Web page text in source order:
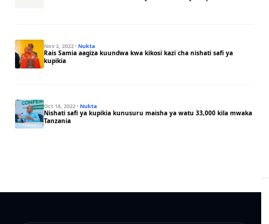
Nov 2, 2022· Nukta
Rais Samia aagiza kuundwa kwa kikosi kazi cha nishati safi ya
kupikia
Oct 18, 2022· Nukta
Nishati safi ya kupikia kunusuru maisha ya watu 33,000 kila mwaka
Tanzania